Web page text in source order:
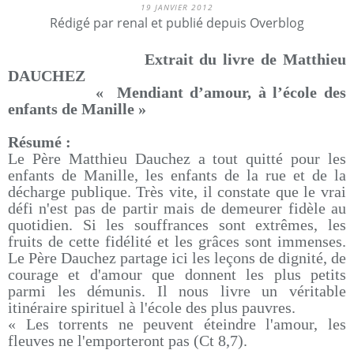
19 JANVIER 2012
Rédigé par renal et publié depuis Overblog
Extrait du livre de Matthieu
DAUCHEZ
« Mendiant d’amour, à l’école des
enfants de Manille »
Résumé :
Le Père Matthieu Dauchez a tout quitté pour les
enfants de Manille, les enfants de la rue et de la
décharge publique. Très vite, il constate que le vrai
défi n'est pas de partir mais de demeurer fidèle au
quotidien. Si les souffrances sont extrêmes, les
fruits de cette fidélité et les grâces sont immenses.
Le Père Dauchez partage ici les leçons de dignité, de
courage et d'amour que donnent les plus petits
parmi les démunis. Il nous livre un véritable
itinéraire spirituel à l'école des plus pauvres.
« Les torrents ne peuvent éteindre l'amour, les
fleuves ne l'emporteront pas (Ct 8,7).